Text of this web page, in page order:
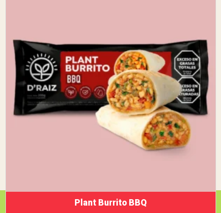
Plant Burrito BBQ